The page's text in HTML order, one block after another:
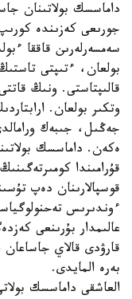
داماسسك بولاتىنان
جورىعى كەزىندە
سەمسەرلەرىن قاققا
بولعان، ءتىپتى
قالىپتاستى. ونىڭ
وتكىر بولعان.
جەڭىل، جىبەك
ەكەن. داماسسك
قۇرامىندا
قوسپالارىنان دەپ
ءوندىرىس
عالىمدار بۇرىنعى
قارۋدى قالاي
بەرە المايدى.